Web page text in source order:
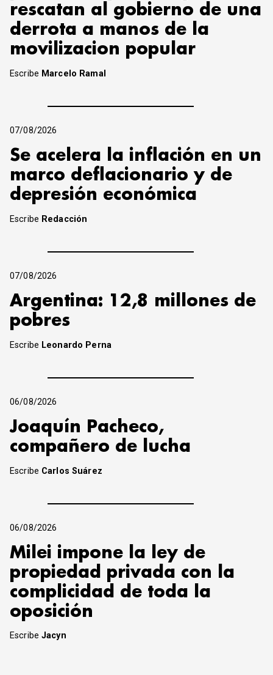
rescatan al gobierno de una
derrota a manos de la
movilizacion popular
Escribe Marcelo Ramal
07/08/2026
Se acelera la inflación en un
marco deflacionario y de
depresión económica
Escribe Redacción
07/08/2026
Argentina: 12,8 millones de
pobres
Escribe Leonardo Perna
06/08/2026
Joaquín Pacheco,
compañero de lucha
Escribe Carlos Suárez
06/08/2026
Milei impone la ley de
propiedad privada con la
complicidad de toda la
oposición
EscribeJacyn